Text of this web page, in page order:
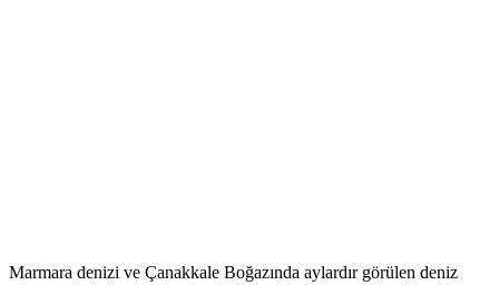
Marmara denizi ve Çanakkale Boğazında aylardır görülen deniz